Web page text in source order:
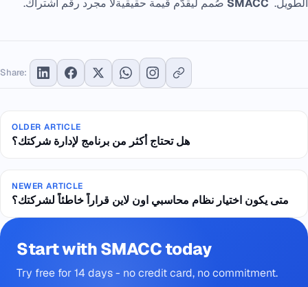
الطويل. SMACC صُمم ليقدّم قيمة حقيقيةلا مجرد رقم اشتراك.
Share:
OLDER ARTICLE
هل تحتاج أكثر من برنامج لإدارة شركتك؟
NEWER ARTICLE
متى يكون اختيار نظام محاسبي اون لاين قراراً خاطئاً لشركتك؟
Start with SMACC today
Try free for 14 days - no credit card, no commitment.